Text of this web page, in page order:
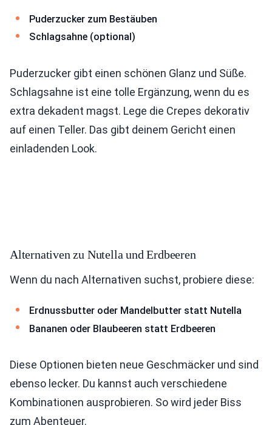
Puderzucker zum Bestäuben
Schlagsahne (optional)
Puderzucker gibt einen schönen Glanz und Süße.
Schlagsahne ist eine tolle Ergänzung, wenn du es
extra dekadent magst. Lege die Crepes dekorativ
auf einen Teller. Das gibt deinem Gericht einen
einladenden Look.
Alternativen zu Nutella und Erdbeeren
Wenn du nach Alternativen suchst, probiere diese:
Erdnussbutter oder Mandelbutter statt Nutella
Bananen oder Blaubeeren statt Erdbeeren
Diese Optionen bieten neue Geschmäcker und sind
ebenso lecker. Du kannst auch verschiedene
Kombinationen ausprobieren. So wird jeder Biss
zum Abenteuer.